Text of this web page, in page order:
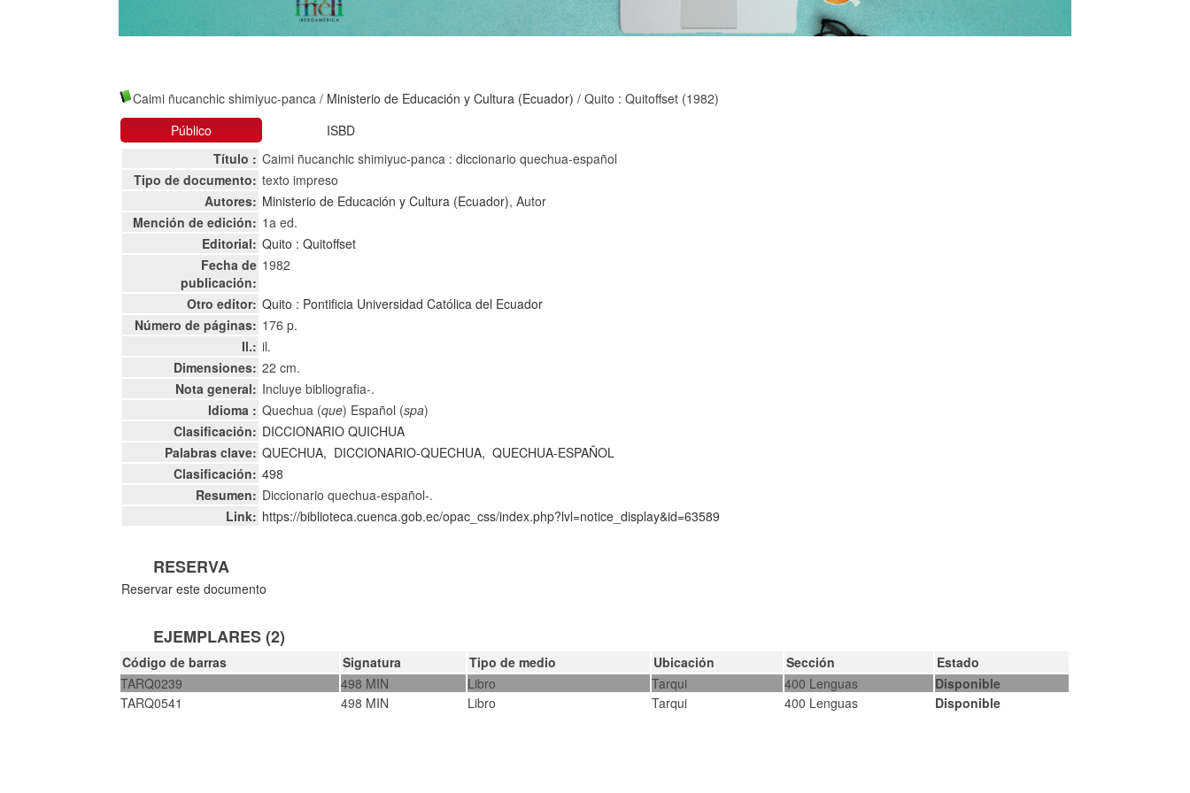
Caimi ñucanchic shimiyuc-panca / Ministerio de Educación y Cultura (Ecuador) / Quito : Quitoffset (1982)
Público
ISBD
Título : Caimi ñucanchic shimiyuc-panca : diccionario quechua-español
Tipo de documento: texto impreso
Autores: Ministerio de Educación y Cultura (Ecuador), Autor
Mención de edición: 1a ed.
Editorial: Quito : Quitoffset
Fecha de
publicación:
1982
Otro editor: Quito : Pontificia Universidad Católica del Ecuador
Número de páginas: 176 p.
Il.: il.
Dimensiones: 22 cm.
Nota general: Incluye bibliografia-.
Idioma : Quechua (que) Español (spa)
Clasificación: DICCIONARIO QUICHUA
Palabras clave: QUECHUA, DICCIONARIO-QUECHUA, QUECHUA-ESPAÑOL
Clasificación: 498
Resumen: Diccionario quechua-español-.
Link: https://biblioteca.cuenca.gob.ec/opac_css/index.php?lvl=notice_display&id=63589
RESERVA
Reservar este documento
EJEMPLARES (2)
Código de barras Signatura Tipo de medio Ubicación Sección
Estado
TARQ0239
498 MIN Libro Tarqui 400 Lenguas
Disponible
TARQ0541
498 MIN Libro Tarqui 400 Lenguas Disponible